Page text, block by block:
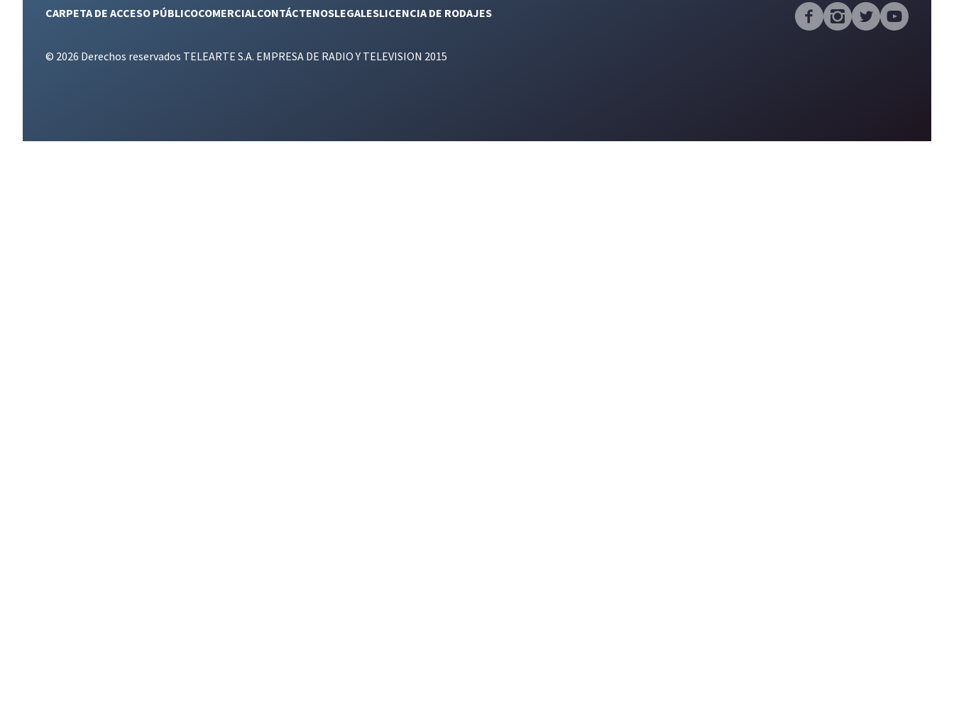
CARPETA DE ACCESO PÚBLICOCOMERCIALCONTÁCTENOSLEGALESLICENCIA DE RODAJES
© 2026 Derechos reservados TELEARTE S.A. EMPRESA DE RADIO Y TELEVISION 2015